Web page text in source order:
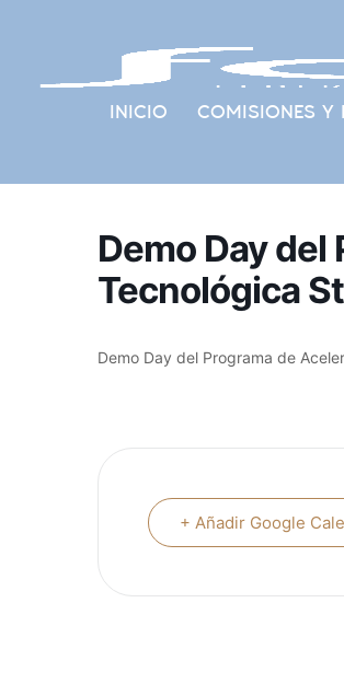
INICIO COMISIONES Y
Demo Day del
Tecnológica
Demo Day del Programa de
+ Añadir Google